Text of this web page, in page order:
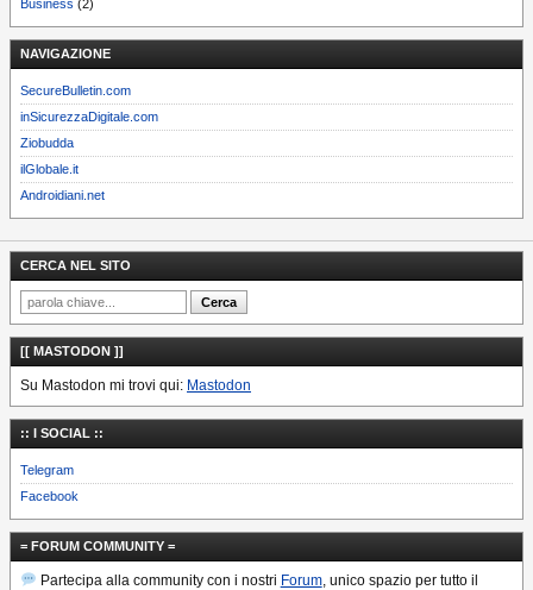
Business (2)
NAVIGAZIONE
SecureBulletin.com
inSicurezzaDigitale.com
Ziobudda
ilGlobale.it
Androidiani.net
CERCA NEL SITO
[[ MASTODON ]]
Su Mastodon mi trovi qui: Mastodon
:: I SOCIAL ::
Telegram
Facebook
= FORUM COMMUNITY =
Partecipa alla community con i nostri Forum, unico spazio per tutto il